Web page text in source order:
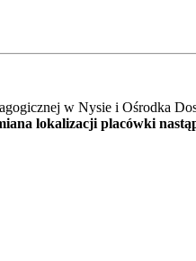
w Nysie i Ośrodka
lokalizacji placówki